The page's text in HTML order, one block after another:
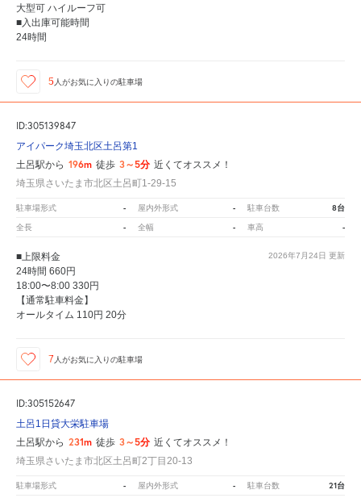
大型可 ハイルーフ可
■入出庫可能時間
24時間
5 人がお気に入りの駐車場
ID:305139847
アイパーク埼玉北区土呂第1
土呂駅から 196m 徒歩 3～5分 近くてオススメ！
埼玉県さいたま市北区土呂町1-29-15
駐車場形式 - 屋内外形式 - 駐車台数 8台
全長 - 全幅 - 車高 -
2026年7月24日 更新
■上限料金
24時間 660円
18:00〜8:00 330円
【通常駐車料金】
オールタイム 110円 20分
7 人がお気に入りの駐車場
ID:305152647
土呂1日貸大栄駐車場
土呂駅から 231m 徒歩 3～5分 近くてオススメ！
埼玉県さいたま市北区土呂町2丁目20-13
駐車場形式 - 屋内外形式 - 駐車台数 21台